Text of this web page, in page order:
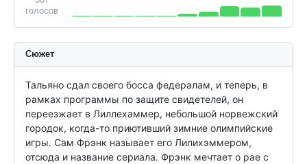
голосов
Сюжет
Тальяно сдал своего босса федералам, и теперь, в
рамках программы по защите свидетелей, он
переезжает в Лиллехаммер, небольшой норвежский
городок, когда-то приютивший зимние олимпийские
игры. Сам Фрэнк называет его Лилихэммером,
отсюда и название сериала. Фрэнк мечтает о рае с